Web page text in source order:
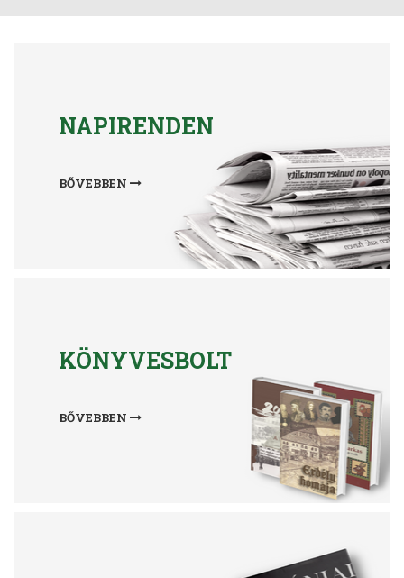
NAPIRENDEN
BŐVEBBEN
KÖNYVESBOLT
BŐVEBBEN